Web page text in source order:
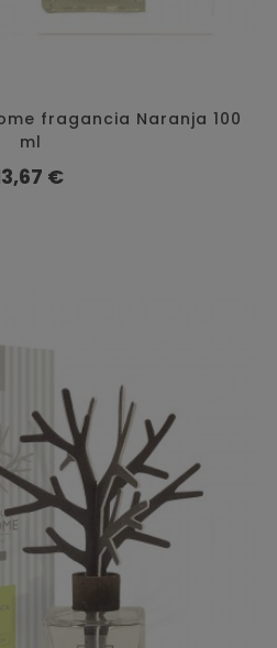
fragancia Naranja 100
ml
€